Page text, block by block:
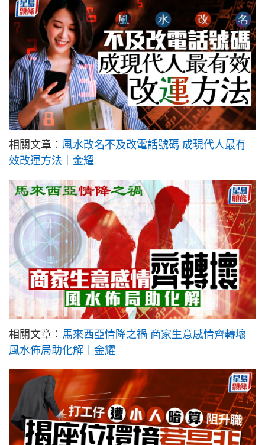
相關文章︰ 風水改名不及改電話號碼 成現代人最有
效改運方法｜金耀
相關文章︰ 馬來西亞情降之禍 商家生意感情齊轉壞
風水佈局助化解｜金耀